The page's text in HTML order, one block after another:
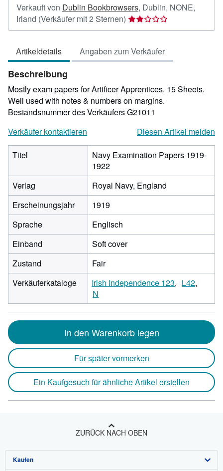
Verkauft von Dublin Bookbrowsers, Dublin, NONE,
Irland (Verkäufer mit 2 Sternen) Verkäuferbewertung
2
5
Sternen
Artikeldetails Angaben zum Verkäufer
Beschreibung
Mostly exam papers for Artificer Apprentices. 15 Sheets.
Well used with notes & numbers on margins.
Bestandsnummer des Verkäufers G21011
Verkäufer kontaktieren
Diesen Artikel melden
Titel
Navy Examination Papers 1919-
1922
Verlag
Royal Navy, England
Erscheinungsjahr
1919
Sprache
Englisch
Einband
Soft cover
Zustand
Fair
Verkäuferkataloge
Irish Independence 123
L42
N
In den Warenkorb legen
Für später vormerken
Ein Kaufgesuch für ähnliche Artikel erstellen
ZURÜCK NACH OBEN
Kaufen